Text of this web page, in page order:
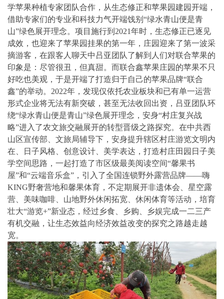
学苹果种植专家团队合作，从生态修正和苹果园建园开端，
借助专家们的专业和科技力气开端饯别“绿水青山便是青
山”绿色展开理念。项目施行到2021年时，生态修正已逐见
成效，也迎来了苹果园挂果的第一年，庄园迎来了第一波采
摘游客，在跟客人聊天中吕亚团队了解到人们对联合苹果的
印象是：尽管很丑，但真甜。而联合鑫苹果庄园的苹果不只
好吃也美观，于是开端了打造归于自己的苹果品牌“联合
鑫”的举动。2022年，发现仅依托农业板块和已有单一运营
形式企业将无法有新突破，甚至无法收回出资，吕亚团队环
绕“绿水青山便是青山”绿色展开理念，安身“村庄复兴战
略”进入了农文旅交融展开的转型晋级之路探究。在中共西
山区宣传部、文旅局辅导下，安身提升辖区村庄游览文明内
在、日子风格、创意设计、美学表达，打造村庄田园日子美
学空间思路，一起打造了市区级最美阅读空间“馨果书
屋”和“云端音乐盒”，引入了全国连锁野外露营品牌——嗨
KING野奢营地和馨果体育，不定期展开非遗体会、星空露
营、美味咖啡、山地野外休闲拓宽、休闲体育等活动，培育
壮大“游览+”新业态，经过乡食、乡购、乡娱完成一二三产
有机交融，让生态效益向经济效益改变的探究之路越走越
宽。